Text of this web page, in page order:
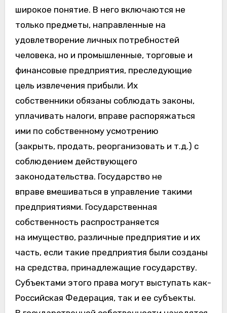
широкое понятие. В него включаются не
только предметы, направленные на
удовлетворение личных потребностей
человека, но и промышленные, торговые и
финансовые предприятия, преследующие
цель извлечения прибыли. Их
собственники обязаны соблюдать законы,
уплачивать налоги, вправе распоряжаться
ими по собственному усмотрению
(закрыть, продать, реорганизовать и т.д.) с
соблюдением действующего
законодательства. Государство не
вправе вмешиваться в управление такими
предприятиями. Государственная
собственность распространяется
на имущество, различные предприятие и их
часть, если такие предприятия были созданы
на средства, принадлежащие государству.
Субъектами этого права могут выступать как-
Российская Федерация, так и ее субъекты.